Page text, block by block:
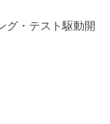
グ・テスト駆動開